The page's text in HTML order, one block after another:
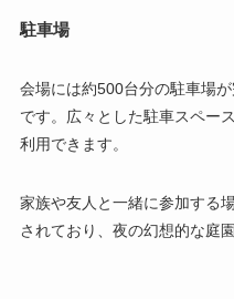
駐車場
会場には約500台分の駐車場
です。広々とした駐車スペー
利用できます。
家族や友人と一緒に参加する
されており、夜の幻想的な庭